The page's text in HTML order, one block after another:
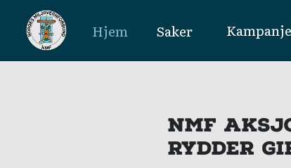
MAIN NAVIGATION
Hjem Saker
NMF
RYDDER